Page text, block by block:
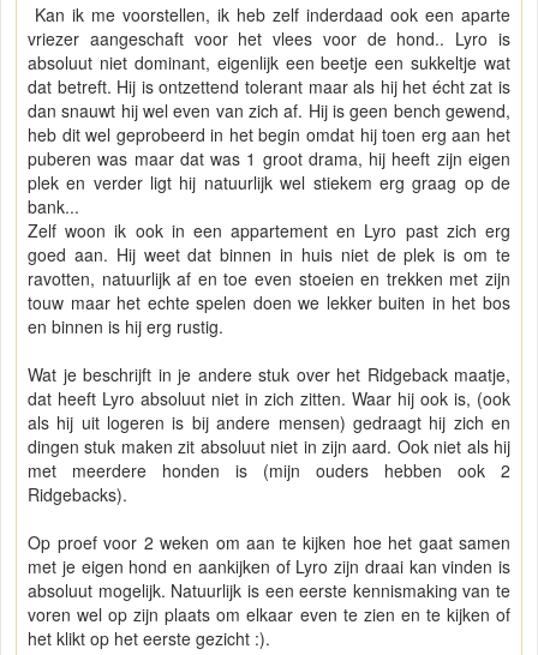
Kan ik me voorstellen, ik heb zelf inderdaad ook een aparte
vriezer aangeschaft voor het vlees voor de hond.. Lyro is
absoluut niet dominant, eigenlijk een beetje een sukkeltje wat
dat betreft. Hij is ontzettend tolerant maar als hij het écht zat is
dan snauwt hij wel even van zich af. Hij is geen bench gewend,
heb dit wel geprobeerd in het begin omdat hij toen erg aan het
puberen was maar dat was 1 groot drama, hij heeft zijn eigen
plek en verder ligt hij natuurlijk wel stiekem erg graag op de
bank...
Zelf woon ik ook in een appartement en Lyro past zich erg
goed aan. Hij weet dat binnen in huis niet de plek is om te
ravotten, natuurlijk af en toe even stoeien en trekken met zijn
touw maar het echte spelen doen we lekker buiten in het bos
en binnen is hij erg rustig.
Wat je beschrijft in je andere stuk over het Ridgeback maatje,
dat heeft Lyro absoluut niet in zich zitten. Waar hij ook is, (ook
als hij uit logeren is bij andere mensen) gedraagt hij zich en
dingen stuk maken zit absoluut niet in zijn aard. Ook niet als hij
met meerdere honden is (mijn ouders hebben ook 2
Ridgebacks).
Op proef voor 2 weken om aan te kijken hoe het gaat samen
met je eigen hond en aankijken of Lyro zijn draai kan vinden is
absoluut mogelijk. Natuurlijk is een eerste kennismaking van te
voren wel op zijn plaats om elkaar even te zien en te kijken of
het klikt op het eerste gezicht :).